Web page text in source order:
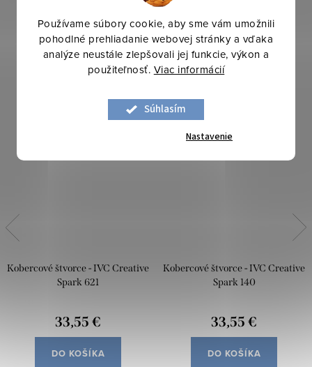
Používame súbory cookie, aby sme vám umožnili
pohodlné prehliadanie webovej stránky a vďaka
analýze neustále zlepšovali jej funkcie, výkon a
použiteľnosť. Viac informácií
Súhlasím
Nastavenie
Kobercové štvorce - IVC Creative
Spark 621
33,55 €
DO KOŠÍKA
Kobercové štvorce - IVC Creative
Spark 140
33,55 €
DO KOŠÍKA